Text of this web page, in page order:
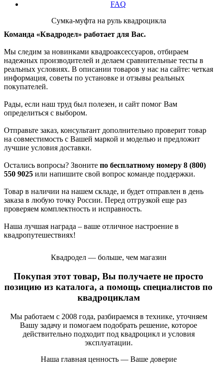
FAQ
Сумка-муфта на руль квадроцикла
Команда «Квадродел» работает для Вас.
Мы следим за новинками квадроаксессуаров, отбираем
надежных производителей и делаем сравнительные тесты в
реальных условиях. В описании товаров у нас на сайте: четкая
информация, советы по установке и отзывы реальных
покупателей.
Рады, если наш труд был полезен, и сайт помог Вам
определиться с выбором.
Отправьте заказ, консультант дополнительно проверит товар
на совместимость с Вашей маркой и моделью и предложит
лучшие условия доставки.
Остались вопросы? Звоните по бесплатному номеру 8 (800)
550 9025 или напишите свой вопрос команде поддержки.
Товар в наличии на нашем складе, и будет отправлен в день
заказа в любую точку России. Перед отгрузкой еще раз
проверяем комплектность и исправность.
Наша лучшая награда – ваше отличное настроение в
квадропутешествиях!
Квадродел — больше, чем магазин
Покупая этот товар, Вы получаете не просто
позицию из каталога, а помощь специалистов по
квадроциклам
Мы работаем с 2008 года, разбираемся в технике, уточняем
Вашу задачу и помогаем подобрать решение, которое
действительно подходит под квадроцикл и условия
эксплуатации.
Наша главная ценность — Ваше доверие